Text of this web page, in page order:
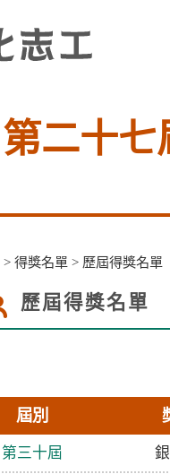
第二十七
> 得獎名單 > 歷屆得獎名單
歷屆得獎名單
屆別
第三十屆